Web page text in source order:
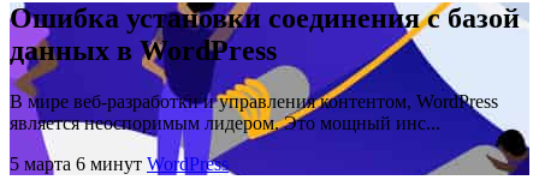
Ошибка установки соединения с базой
данных в WordPress
В мире веб-разработки и управления контентом, WordPress
является неоспоримым лидером. Это мощный инс...
5 марта 6 минут WordPress